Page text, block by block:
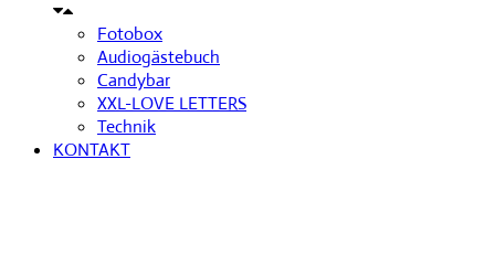
Fotobox
Audiogästebuch
Candybar
XXL-LOVE LETTERS
Technik
KONTAKT